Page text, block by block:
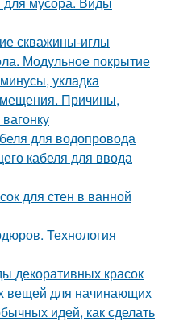
скважины-иглы
Модульное покрытие
укладка
Причины,
для водопровода
кабеля для ввода
для стен в ванной
Технология
декоративных красок
вещей для начинающих
идей, как сделать